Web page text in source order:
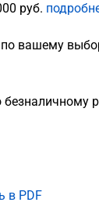
руб.
вашему
в PDF